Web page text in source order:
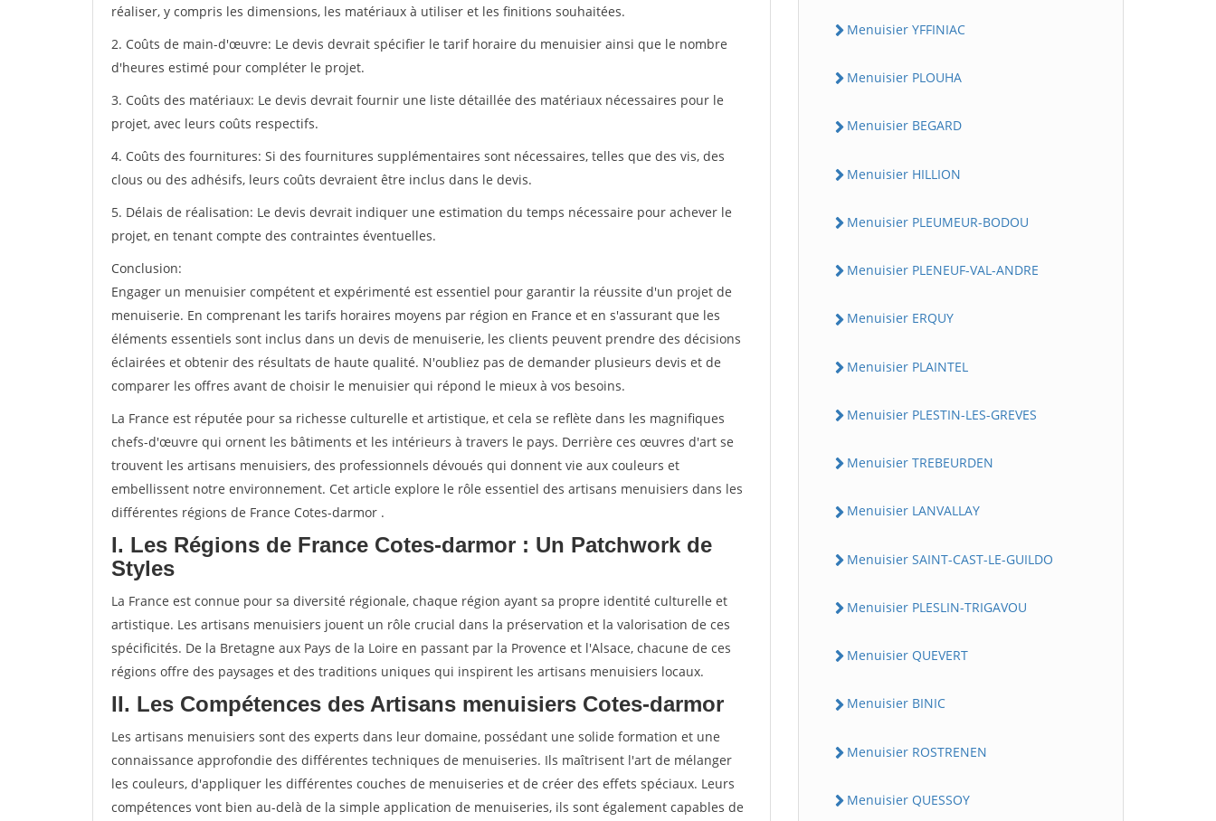
réaliser, y compris les dimensions, les matériaux à utiliser et les finitions souhaitées.
2. Coûts de main-d'œuvre: Le devis devrait spécifier le tarif horaire du menuisier ainsi que le nombre
d'heures estimé pour compléter le projet.
3. Coûts des matériaux: Le devis devrait fournir une liste détaillée des matériaux nécessaires pour le
projet, avec leurs coûts respectifs.
4. Coûts des fournitures: Si des fournitures supplémentaires sont nécessaires, telles que des vis, des
clous ou des adhésifs, leurs coûts devraient être inclus dans le devis.
5. Délais de réalisation: Le devis devrait indiquer une estimation du temps nécessaire pour achever le
projet, en tenant compte des contraintes éventuelles.
Conclusion:
Engager un menuisier compétent et expérimenté est essentiel pour garantir la réussite d'un projet de
menuiserie. En comprenant les tarifs horaires moyens par région en France et en s'assurant que les
éléments essentiels sont inclus dans un devis de menuiserie, les clients peuvent prendre des décisions
éclairées et obtenir des résultats de haute qualité. N'oubliez pas de demander plusieurs devis et de
comparer les offres avant de choisir le menuisier qui répond le mieux à vos besoins.
La France est réputée pour sa richesse culturelle et artistique, et cela se reflète dans les magnifiques
chefs-d'œuvre qui ornent les bâtiments et les intérieurs à travers le pays. Derrière ces œuvres d'art se
trouvent les artisans menuisiers, des professionnels dévoués qui donnent vie aux couleurs et
embellissent notre environnement. Cet article explore le rôle essentiel des artisans menuisiers dans les
différentes régions de France Cotes-darmor .
I. Les Régions de France Cotes-darmor : Un Patchwork de
Styles
La France est connue pour sa diversité régionale, chaque région ayant sa propre identité culturelle et
artistique. Les artisans menuisiers jouent un rôle crucial dans la préservation et la valorisation de ces
spécificités. De la Bretagne aux Pays de la Loire en passant par la Provence et l'Alsace, chacune de ces
régions offre des paysages et des traditions uniques qui inspirent les artisans menuisiers locaux.
II. Les Compétences des Artisans menuisiers Cotes-darmor
Les artisans menuisiers sont des experts dans leur domaine, possédant une solide formation et une
connaissance approfondie des différentes techniques de menuiseries. Ils maîtrisent l'art de mélanger
les couleurs, d'appliquer les différentes couches de menuiseries et de créer des effets spéciaux. Leurs
compétences vont bien au-delà de la simple application de menuiseries, ils sont également capables de
Menuisier YFFINIAC
Menuisier PLOUHA
Menuisier BEGARD
Menuisier HILLION
Menuisier PLEUMEUR-BODOU
Menuisier PLENEUF-VAL-ANDRE
Menuisier ERQUY
Menuisier PLAINTEL
Menuisier PLESTIN-LES-GREVES
Menuisier TREBEURDEN
Menuisier LANVALLAY
Menuisier SAINT-CAST-LE-GUILDO
Menuisier PLESLIN-TRIGAVOU
Menuisier QUEVERT
Menuisier BINIC
Menuisier ROSTRENEN
Menuisier QUESSOY